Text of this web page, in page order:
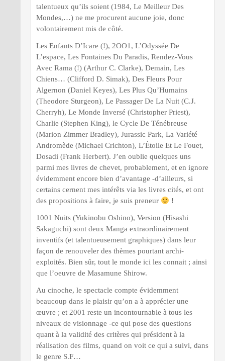
talentueux qu’ils soient (1984, Le Meilleur Des
Mondes,…) ne me procurent aucune joie, donc
volontairement mis de côté.
Les Enfants D’Icare (!), 2OO1, L’Odyssée De
L’espace, Les Fontaines Du Paradis, Rendez-Vous
Avec Rama (!) (Arthur C. Clarke), Demain, Les
Chiens… (Clifford D. Simak), Des Fleurs Pour
Algernon (Daniel Keyes), Les Plus Qu’Humains
(Theodore Sturgeon), Le Passager De La Nuit (C.J.
Cherryh), Le Monde Inversé (Christopher Priest),
Charlie (Stephen King), le Cycle De Ténébreuse
(Marion Zimmer Bradley), Jurassic Park, La Variété
Andromède (Michael Crichton), L’Étoile Et Le Fouet,
Dosadi (Frank Herbert). J’en oublie quelques uns
parmi mes livres de chevet, probablement, et en ignore
évidemment encore bien d’avantage -d’ailleurs, si
certains cernent mes intérêts via les livres cités, et ont
des propositions à faire, je suis preneur
!
1001 Nuits (Yukinobu Oshino), Version (Hisashi
Sakaguchi) sont deux Manga extraordinairement
inventifs (et talentueusement graphiques) dans leur
façon de renouveler des thèmes pourtant archi-
exploités. Bien sûr, tout le monde ici les connait ; ainsi
que l’oeuvre de Masamune Shirow.
Au cinoche, le spectacle compte évidemment
beaucoup dans le plaisir qu’on a à apprécier une
œuvre ; et 2001 reste un incontournable à tous les
niveaux de visionnage -ce qui pose des questions
quant à la validité des critères qui président à la
réalisation des films, quand on voit ce qui a suivi, dans
le genre S.F…